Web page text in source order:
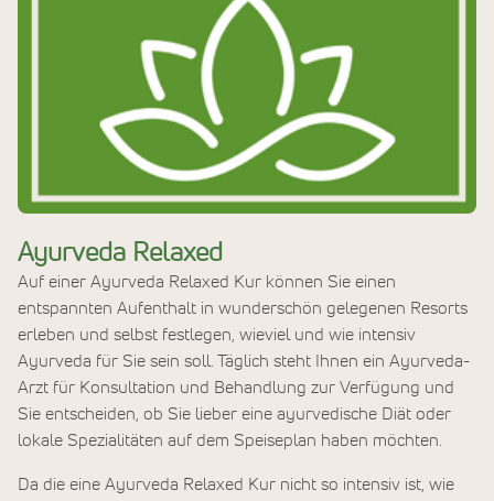
Ayurveda Relaxed
Auf einer Ayurveda Relaxed Kur können Sie einen
entspannten Aufenthalt in wunderschön gelegenen Resorts
erleben und selbst festlegen, wieviel und wie intensiv
Ayurveda für Sie sein soll. Täglich steht Ihnen ein Ayurveda-
Arzt für Konsultation und Behandlung zur Verfügung und
Sie entscheiden, ob Sie lieber eine ayurvedische Diät oder
lokale Spezialitäten auf dem Speiseplan haben möchten.
Da die eine Ayurveda Relaxed Kur nicht so intensiv ist, wie